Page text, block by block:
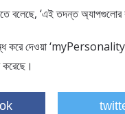
বলেছে, ‘এই তদন্ত অ্যাপগুলোর
করে দেওয়া ‘myPersonality’
করেছে।